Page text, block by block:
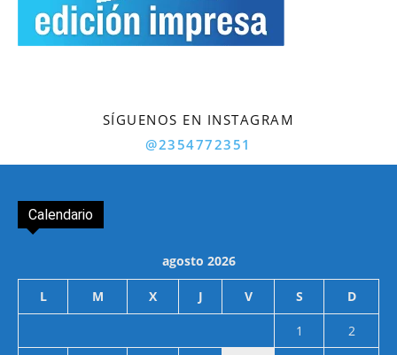
SÍGUENOS EN INSTAGRAM
@2354772351
Calendario
agosto 2026
L M X J V S D
1
2